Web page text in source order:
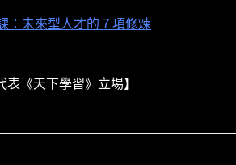
：未來型人才的７項修煉
表《天下學習》立場】